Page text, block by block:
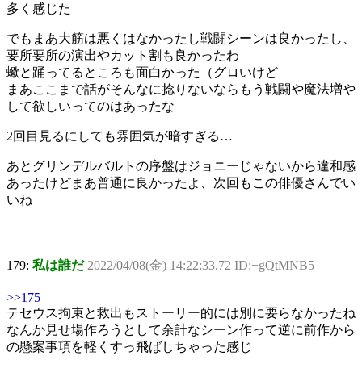
多く感じた
でもまあ大筋は悪くはなかったし戦闘シーンは良かったし、
要所要所の演出やカット割も良かったわ
蠍と踊ってるところも面白かった（グロいけど
まあここまで話がそんなに捻りないならもう戦闘や魔法増や
して欲しいってのはあったな
2回目見るにしても雰囲気が暗すぎる…
あとグリンデルバルトの序盤はジョニーじゃないから違和感
あったけどまあ普通に良かったよ、次回もこの俳優さんでい
いね
179: 私は誰だ 2022/04/08(金) 14:22:33.72 ID:+gQtMNB5
>>175
テセウス拘束と救出もストーリー的には別に要らなかったね
なんか見せ場作ろうとして余計なシーン作って逆に前作から
の懸案事項を軽くすっ飛ばしちゃった感じ